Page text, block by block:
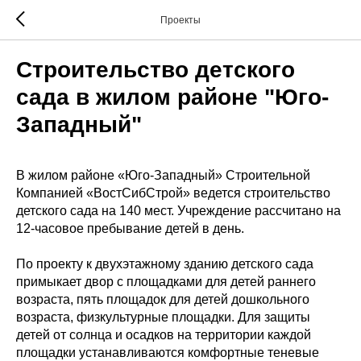
Проекты
Строительство детского
сада в жилом районе "Юго-
Западный"
В жилом районе «Юго-Западный» Строительной
Компанией «ВостСибСтрой» ведется строительство
детского сада на 140 мест. Учреждение рассчитано на
12-часовое пребывание детей в день.
По проекту к двухэтажному зданию детского сада
примыкает двор с площадками для детей раннего
возраста, пять площадок для детей дошкольного
возраста, физкультурные площадки. Для защиты
детей от солнца и осадков на территории каждой
площадки устанавливаются комфортные теневые